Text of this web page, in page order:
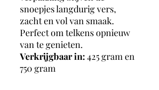
snoepjes langdurig vers,
zacht en vol van smaak.
Perfect om telkens opnieuw
van te genieten.
Verkrijgbaar in: 425 gram en
750 gram